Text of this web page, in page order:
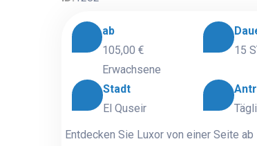
ab
105,00 €
Erwachsene
15
Stadt
El Quseir
Entdecken Sie Luxor von einer Seite